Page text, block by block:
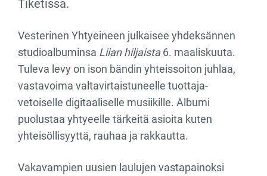
Tiketissä.
Vesterinen Yhtyeineen julkaisee yhdeksännen
studioalbuminsa Liian hiljaista6. maaliskuuta.
Tuleva levy on ison bändin yhteissoiton juhlaa,
vastavoima valtavirtaistuneelle tuottaja-
vetoiselle digitaaliselle musiikille. Albumi
puolustaa yhtyeelle tärkeitä asioita kuten
yhteisöllisyyttä, rauhaa ja rakkautta.
Vakavampien uusien laulujen vastapainoksi